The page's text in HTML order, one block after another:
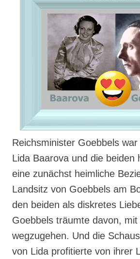
Reichsminister Goebbels
Lida Baarova und die beiden
eine zunächst heimliche
Landsitz von Goebbels am
den beiden als diskretes
Goebbels träumte davon,
wegzugehen. Und die
von Lida profitierte von ihrer